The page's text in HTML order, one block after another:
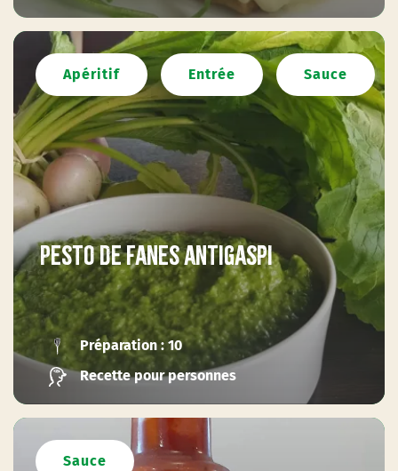
Pesto de fanes antigaspi
Apéritif Entrée Sauce
Préparation : 10
Recette pour personnes
Sauce